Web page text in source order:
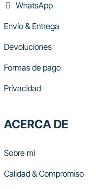
WhatsApp
Envío & Entrega
Devoluciones
Formas de pago
Privacidad
ACERCA DE
Sobre mi
Calidad & Compromiso